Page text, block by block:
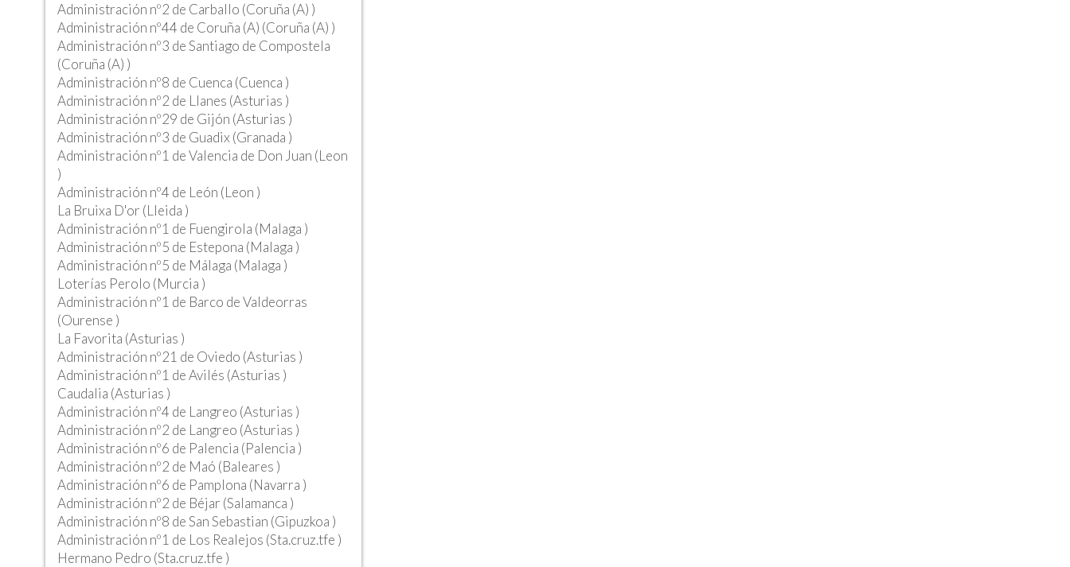
Administración nº2 de Carballo (Coruña (A) )
Administración nº44 de Coruña (A) (Coruña (A) )
Administración nº3 de Santiago de Compostela
(Coruña (A) )
Administración nº8 de Cuenca (Cuenca )
Administración nº2 de Llanes (Asturias )
Administración nº29 de Gijón (Asturias )
Administración nº3 de Guadix (Granada )
Administración nº1 de Valencia de Don Juan (Leon
)
Administración nº4 de León (Leon )
La Bruixa D'or (Lleida )
Administración nº1 de Fuengirola (Malaga )
Administración nº5 de Estepona (Malaga )
Administración nº5 de Málaga (Malaga )
Loterías Perolo (Murcia )
Administración nº1 de Barco de Valdeorras
(Ourense )
La Favorita (Asturias )
Administración nº21 de Oviedo (Asturias )
Administración nº1 de Avilés (Asturias )
Caudalia (Asturias )
Administración nº4 de Langreo (Asturias )
Administración nº2 de Langreo (Asturias )
Administración nº6 de Palencia (Palencia )
Administración nº2 de Maó (Baleares )
Administración nº6 de Pamplona (Navarra )
Administración nº2 de Béjar (Salamanca )
Administración nº8 de San Sebastian (Gipuzkoa )
Administración nº1 de Los Realejos (Sta.cruz.tfe )
Hermano Pedro (Sta.cruz.tfe )